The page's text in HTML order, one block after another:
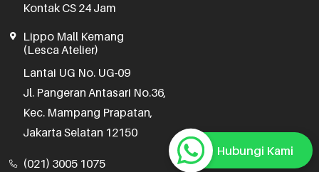
Hubungi Kami
Kontak CS 24 Jam
Lippo Mall Kemang
(Lesca Atelier)
Lantai UG No. UG-09
Jl. Pangeran Antasari No.36,
Kec. Mampang Prapatan,
Jakarta Selatan 12150
(021) 3005 1075